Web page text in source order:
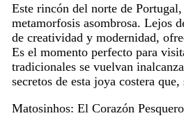
Este rincón del norte de
metamorfosis asombrosa. Lejos
de creatividad y modernidad,
Es el momento perfecto para
tradicionales se vuelvan
secretos de esta joya costera
Matosinhos: El Corazón